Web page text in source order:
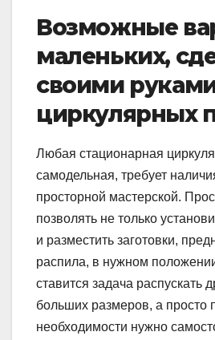
Возможные
маленьких,
своими
циркулярных
Любая стационарная
самодельная, требует
просторной мастерской.
позволять не только
и разместить заготовки,
распила, в нужном
ставится задача распускать
больших размеров, а просто
необходимости нужно